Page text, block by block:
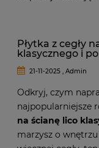
Płytka z cegły
klasycznego i
21-11-2025 , Admin
Odkryj, czym
najpopularniejsze
na ścianę lico
marzysz o